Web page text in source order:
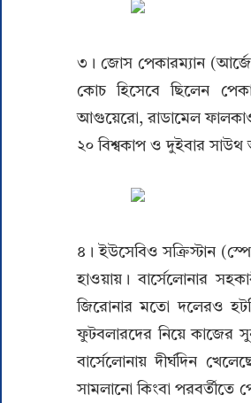
৩। জোস পেকারম্যান
কোচ হিসেবে ছিলেন
আগুয়েরো, রাডামেল
২০ বিশ্বকাপ ও দুইবার সাউথ
৪। ইউসেবিও সক্রিস্টান
হাওয়ায়। বার্সেলোনার
জিরোনার মতো দলেরও
ফুটবলারদের নিয়ে কাজের
বার্সেলোনায় দীর্ঘদিন
সামলানো কিংবা পরবর্তীতে